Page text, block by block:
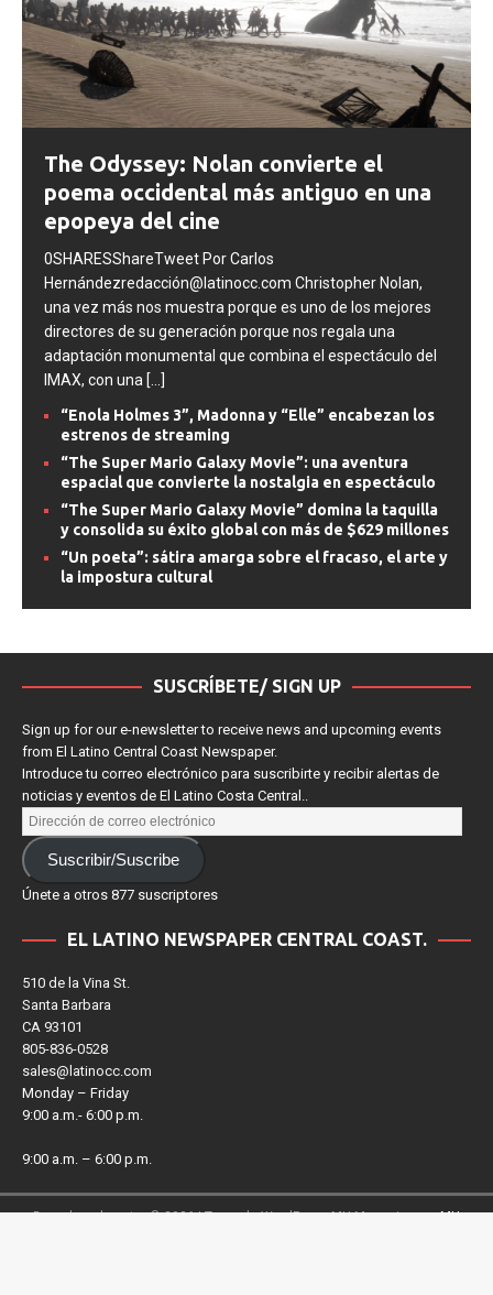
The Odyssey: Nolan convierte el
poema occidental más antiguo en una
epopeya del cine
0SHARESShareTweet Por Carlos
Hernándezredacción@latinocc.com Christopher Nolan,
una vez más nos muestra porque es uno de los mejores
directores de su generación porque nos regala una
adaptación monumental que combina el espectáculo del
[...]
“Enola Holmes 3”, Madonna y “Elle” encabezan los
estrenos de streaming
“The Super Mario Galaxy Movie”: una aventura
espacial que convierte la nostalgia en espectáculo
“The Super Mario Galaxy Movie” domina la taquilla
y consolida su éxito global con más de $629 millones
“Un poeta”: sátira amarga sobre el fracaso, el arte y
la impostura cultural
SUSCRÍBETE/ SIGN UP
Sign up for our e-newsletter to receive news and upcoming events
from El Latino Central Coast Newspaper.
Introduce tu correo electrónico para suscribirte y recibir alertas de
noticias y eventos de El Latino Costa Central..
Únete a otros 877 suscriptores
510 de la Vina St.
Santa Barbara
CA 93101
805-836-0528
sales@latinocc.com
Monday – Friday
9:00 a.m.- 6:00 p.m.
9:00 a.m. – 6:00 p.m.